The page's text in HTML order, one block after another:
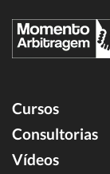
Cursos
Consultorias
Vídeos